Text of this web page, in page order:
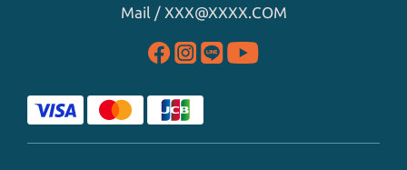
Mail / XXX@XXXX.COM